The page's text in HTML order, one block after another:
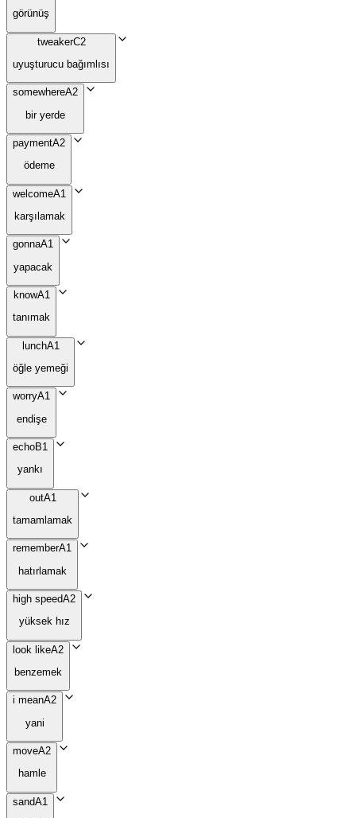
görünüş
tweakerC2
uyuşturucu bağımlısı
somewhereA2
bir yerde
paymentA2
ödeme
welcomeA1
karşılamak
gonnaA1
yapacak
knowA1
tanımak
lunchA1
öğle yemeği
worryA1
endişe
echoB1
yankı
outA1
tamamlamak
rememberA1
hatırlamak
high speedA2
yüksek hız
look likeA2
benzemek
i meanA2
yani
moveA2
hamle
sandA1